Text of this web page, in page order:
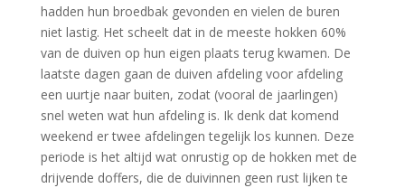
hadden hun broedbak gevonden en vielen de buren
niet lastig. Het scheelt dat in de meeste hokken 60%
van de duiven op hun eigen plaats terug kwamen. De
laatste dagen gaan de duiven afdeling voor afdeling
een uurtje naar buiten, zodat (vooral de jaarlingen)
snel weten wat hun afdeling is. Ik denk dat komend
weekend er twee afdelingen tegelijk los kunnen. Deze
periode is het altijd wat onrustig op de hokken met de
drijvende doffers, die de duivinnen geen rust lijken te